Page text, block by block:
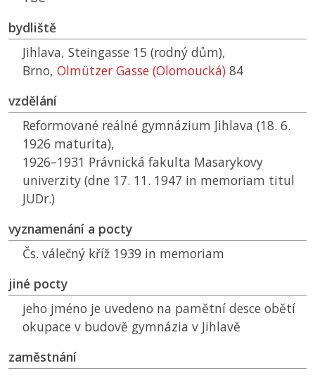
bydliště
Jihlava, Steingasse 15 (rodný dům),
Brno, Olmützer Gasse (Olomoucká) 84
vzdělání
Reformované reálné gymnázium Jihlava (18. 6.
1926 maturita),
1926–1931 Právnická fakulta Masarykovy
univerzity (dne 17. 11. 1947 in memoriam titul
JUDr.)
vyznamenání a pocty
Čs. válečný kříž 1939 in memoriam
jiné pocty
jeho jméno je uvedeno na pamětní desce obětí
okupace v budově gymnázia v Jihlavě
zaměstnání